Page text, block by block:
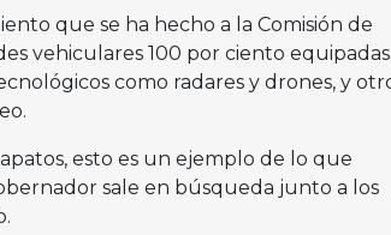
que se ha hecho a la Comisión de
vehiculares 100 por ciento equipadas
como radares y drones, y
esto es un ejemplo de lo que
sale en búsqueda junto a los